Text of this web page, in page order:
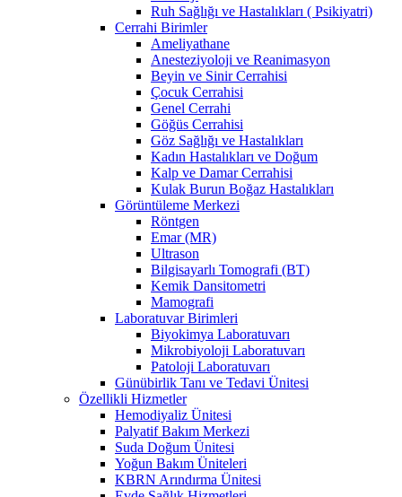
Ruh Sağlığı ve Hastalıkları ( Psikiyatri)
Cerrahi Birimler
Ameliyathane
Anesteziyoloji ve Reanimasyon
Beyin ve Sinir Cerrahisi
Çocuk Cerrahisi
Genel Cerrahi
Göğüs Cerrahisi
Göz Sağlığı ve Hastalıkları
Kadın Hastalıkları ve Doğum
Kalp ve Damar Cerrahisi
Kulak Burun Boğaz Hastalıkları
Görüntüleme Merkezi
Röntgen
Emar (MR)
Ultrason
Bilgisayarlı Tomografi (BT)
Kemik Dansitometri
Mamografi
Laboratuvar Birimleri
Biyokimya Laboratuvarı
Mikrobiyoloji Laboratuvarı
Patoloji Laboratuvarı
Günübirlik Tanı ve Tedavi Ünitesi
Özellikli Hizmetler
Hemodiyaliz Ünitesi
Palyatif Bakım Merkezi
Suda Doğum Ünitesi
Yoğun Bakım Üniteleri
KBRN Arındırma Ünitesi